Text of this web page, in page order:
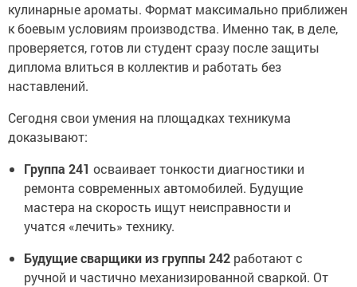
кулинарные ароматы. Формат максимально приближен
к боевым условиям производства. Именно так, в деле,
проверяется, готов ли студент сразу после защиты
диплома влиться в коллектив и работать без
наставлений.
Сегодня свои умения на площадках техникума
доказывают:
Группа 241 осваивает тонкости диагностики и
ремонта современных автомобилей. Будущие
мастера на скорость ищут неисправности и
учатся «лечить» технику.
Будущие сварщики из группы 242 работают с
ручной и частично механизированной сваркой. От